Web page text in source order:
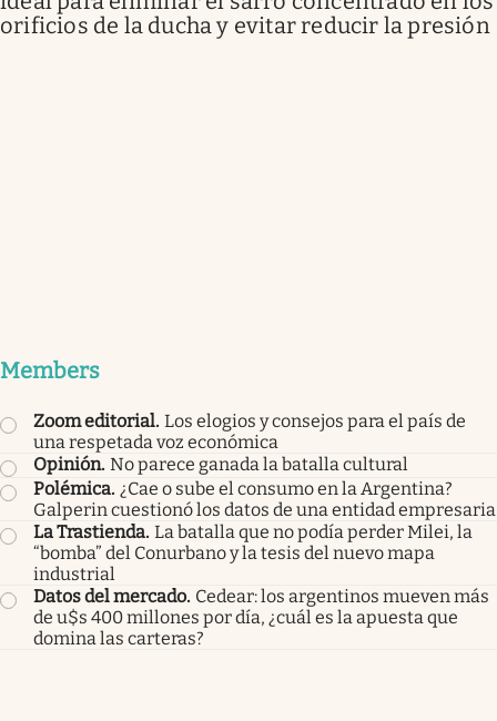
orificios de la ducha y evitar reducir la presión
Members
Zoom editorial. Los elogios y consejos para el país de
una respetada voz económica
Opinión. No parece ganada la batalla cultural
Polémica. ¿Cae o sube el consumo en la Argentina?
Galperin cuestionó los datos de una entidad empresaria
La Trastienda. La batalla que no podía perder Milei, la
“bomba” del Conurbano y la tesis del nuevo mapa
industrial
Datos del mercado. Cedear: los argentinos mueven más
de u$s 400 millones por día, ¿cuál es la apuesta que
domina las carteras?